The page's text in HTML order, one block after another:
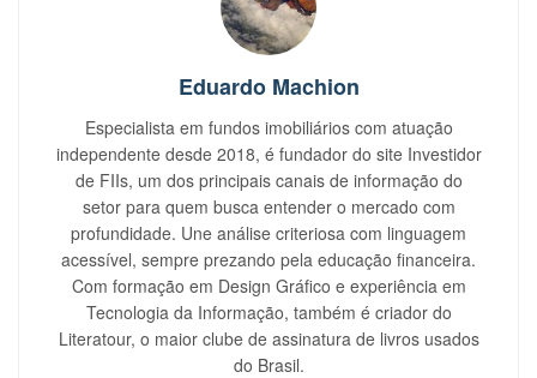
Eduardo Machion
Especialista em fundos imobiliários com atuação
independente desde 2018, é fundador do site Investidor
de FIIs, um dos principais canais de informação do
setor para quem busca entender o mercado com
profundidade. Une análise criteriosa com linguagem
acessível, sempre prezando pela educação financeira.
Com formação em Design Gráfico e experiência em
Tecnologia da Informação, também é criador do
Literatour, o maior clube de assinatura de livros usados
do Brasil.